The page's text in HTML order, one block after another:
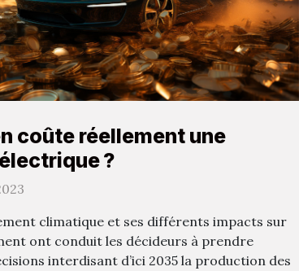
coûte réellement une
?
climatique et ses différents impacts sur
ont conduit les décideurs à prendre
interdisant d’ici 2035 la production des